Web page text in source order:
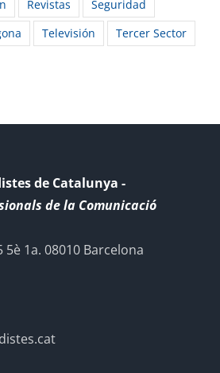
Revistas
Seguridad
Televisión
Tercer Sector
de Catalunya -
de la Comunicació
1a. 08010 Barcelona